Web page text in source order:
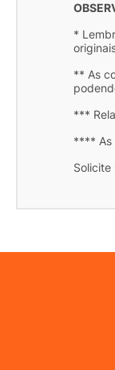
*
** As
***
**** As
Solicite